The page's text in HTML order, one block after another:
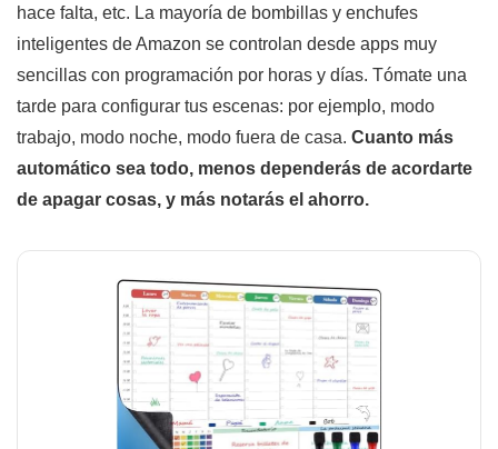
hace falta, etc. La mayoría de bombillas y enchufes
inteligentes de Amazon se controlan desde apps muy
sencillas con programación por horas y días. Tómate una
tarde para configurar tus escenas: por ejemplo, modo
trabajo, modo noche, modo fuera de casa. Cuanto más
automático sea todo, menos dependerás de acordarte
de apagar cosas, y más notarás el ahorro.